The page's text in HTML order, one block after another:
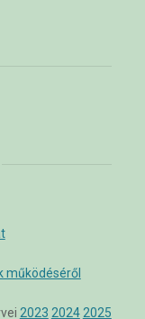
működéséről
2023 2024 2025